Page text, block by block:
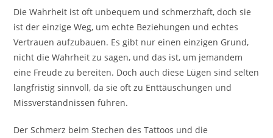
Die Wahrheit ist oft unbequem und schmerzhaft, doch sie
ist der einzige Weg, um echte Beziehungen und echtes
Vertrauen aufzubauen. Es gibt nur einen einzigen Grund,
nicht die Wahrheit zu sagen, und das ist, um jemandem
eine Freude zu bereiten. Doch auch diese Lügen sind selten
langfristig sinnvoll, da sie oft zu Enttäuschungen und
Missverständnissen führen.
Der Schmerz beim Stechen des Tattoos und die